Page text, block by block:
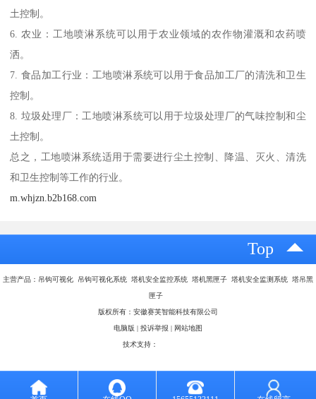
土控制。
6. 农业：工地喷淋系统可以用于农业领域的农作物灌溉和农药喷
洒。
7. 食品加工行业：工地喷淋系统可以用于食品加工厂的清洗和卫生
控制。
8. 垃圾处理厂：工地喷淋系统可以用于垃圾处理厂的气味控制和尘
土控制。
总之，工地喷淋系统适用于需要进行尘土控制、降温、灭火、清洗
和卫生控制等工作的行业。
m.whjzn.b2b168.com
Top
主营产品：吊钩可视化 吊钩可视化系统 塔机安全监控系统 塔机黑匣子 塔机安全监测系统 塔吊黑
匣子
版权所有：安徽赛芙智能科技有限公司
电脑版 | 投诉举报 | 网站地图
技术支持：